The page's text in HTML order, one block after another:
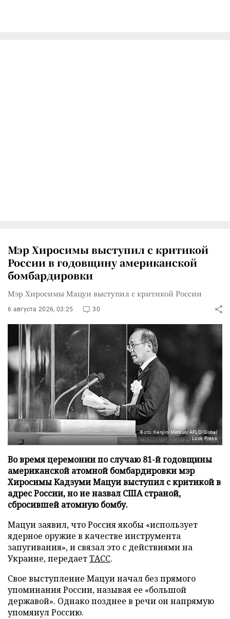
Мэр Хиросимы выступил с критикой
России в годовщину американской
бомбардировки
Мэр Хиросимы Мацуи выступил с критикой России
6 августа 2026, 03:25 30
Фото: Kenjiro Matsuo/AFLO/Global
Look Press
Во время церемонии по случаю 81-й годовщины
американской атомной бомбардировки мэр
Хиросимы Кадзуми Мацуи выступил с критикой в
адрес России, но не назвал США страной,
сбросившей атомную бомбу.
Мацуи заявил, что Россия якобы «использует
ядерное оружие в качестве инструмента
запугивания», и связал это с действиями на
Украине, передаетТАСС.
Свое выступление Мацуи начал без прямого
упоминания России, называя ее «большой
державой». Однако позднее в речи он напрямую
упомянул Россию.